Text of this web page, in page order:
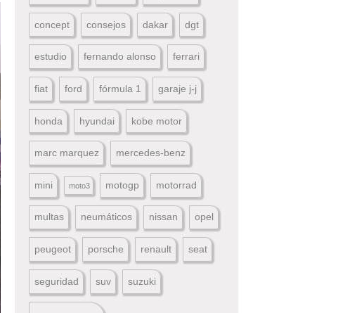
concept consejos dakar dgt
estudio fernando alonso ferrari
fiat ford fórmula 1 garaje j-j
honda hyundai kobe motor
marc marquez mercedes-benz
mini moto3 motogp motorrad
multas neumáticos nissan opel
peugeot porsche renault seat
seguridad suv suzuki